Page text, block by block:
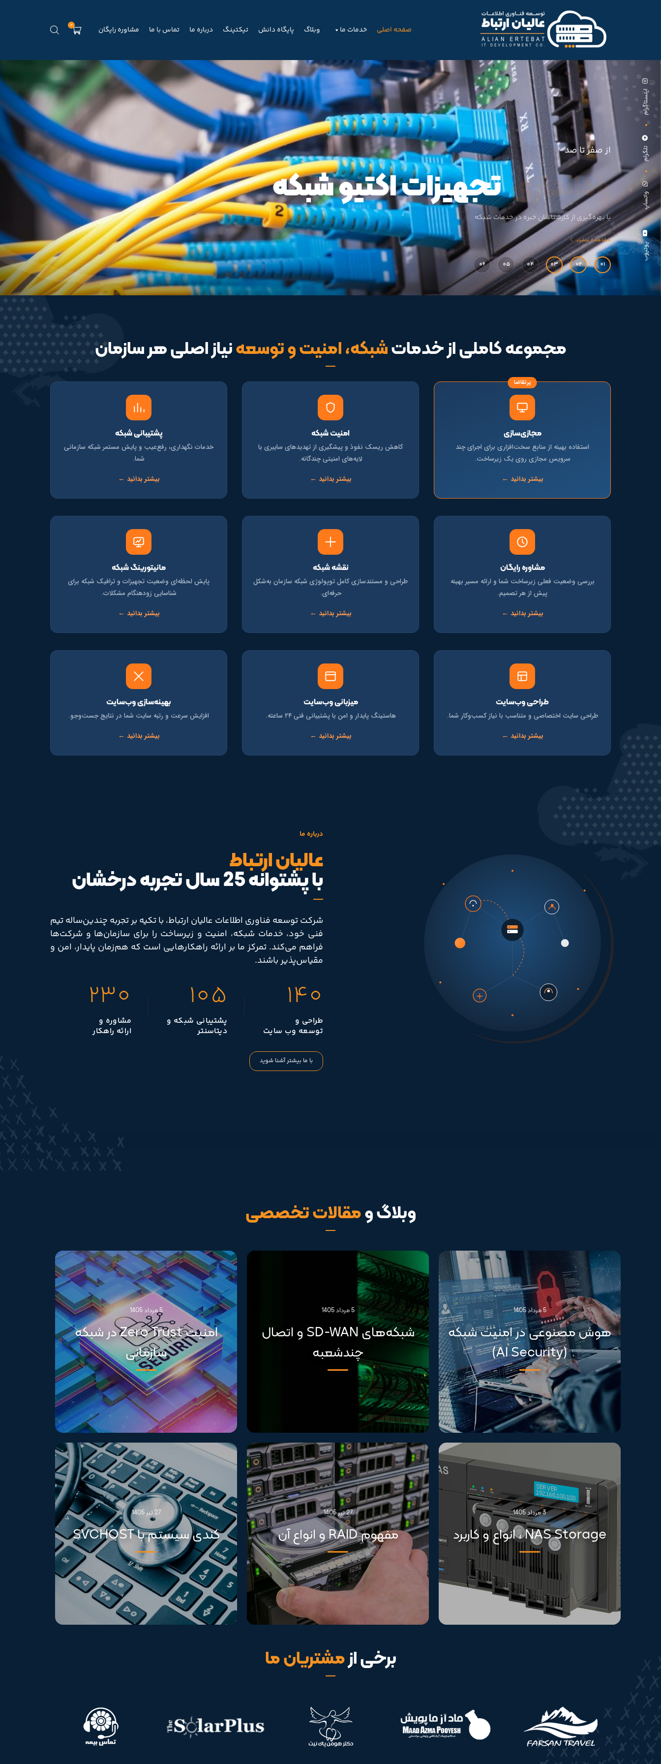
صفحه اصلی خدمات ما وبلاگ پایگاه دانش تیکتینگ درباره ما تماس با ما مشاوره رایگان 0
اینستاگرام
تلگرام
واتساپ
یوتیوب
از صفر تا صد
نصبتجهیزات اکتیو شبکه
با بهره‌گیری از کارشناسان خبره در خدمات شبکه
مشاهده بیشتر
01
02
03
04
05
06
مجموعه کاملی از خدماتشبکه، امنیت و توسعهنیاز اصلی هر سازمان
پشتیبانی شبکه
خدمات نگهداری، رفع‌عیب و پایش مستمر شبکه سازمانی
شما.
بیشتر بدانید ←
امنیت شبکه
کاهش ریسک نفوذ و پیشگیری از تهدیدهای سایبری با
لایه‌های امنیتی چندگانه.
بیشتر بدانید ←
پرتقاضا
مجازی‌سازی
استفاده بهینه از منابع سخت‌افزاری برای اجرای چند
سرویس مجازی روی یک زیرساخت.
بیشتر بدانید ←
مانیتورینگ شبکه
پایش لحظه‌ای وضعیت تجهیزات و ترافیک شبکه برای
شناسایی زودهنگام مشکلات.
بیشتر بدانید ←
نقشه شبکه
طراحی و مستندسازی کامل توپولوژی شبکه سازمان به‌شکل
حرفه‌ای.
بیشتر بدانید ←
مشاوره رایگان
بررسی وضعیت فعلی زیرساخت شما و ارائه مسیر بهینه
پیش از هر تصمیم.
بیشتر بدانید ←
بهینه‌سازی وب‌سایت
افزایش سرعت و رتبه سایت شما در نتایج جست‌وجو.
بیشتر بدانید ←
میزبانی وب‌سایت
هاستینگ پایدار و امن با پشتیبانی فنی ۲۴ ساعته.
بیشتر بدانید ←
طراحی وب‌سایت
طراحی سایت اختصاصی و متناسب با نیاز کسب‌وکار شما.
بیشتر بدانید ←
درباره ما
عالیان ارتباط
با پشتوانه 25 سال تجربه درخشان
شرکت توسعه فناوری اطلاعات عالیان ارتباط، با تکیه بر تجربه چندین‌ساله تیم
فنی خود، خدمات شبکه، امنیت و زیرساخت را برای سازمان‌ها و شرکت‌ها
فراهم می‌کند. تمرکز ما بر ارائه راهکارهایی است که هم‌زمان پایدار، امن و
مقیاس‌پذیر باشند.
140
طراحی و
توسعه وب سایت
105
پشتیبانی شبکه و
دیتاسنتر
230
مشاوره و
ارائه راهکار
با ما بیشتر آشنا شوید
وبلاگ ومقالات تخصصی
5 مرداد 1405
هوش مصنوعی در امنیت شبکه
(AI Security)
5 مرداد 1405
شبکه‌های SD-WAN و اتصال
چندشعبه
5 مرداد 1405
امنیت Zero Trust در شبکه
سازمانی
3 مرداد 1405
NAS Storage ، انواع و کاربرد
27 تیر 1405
مفهوم RAID و انواع آن
27 تیر 1405
کندی سیستم با SVCHOST
برخی ازمشتریان ما